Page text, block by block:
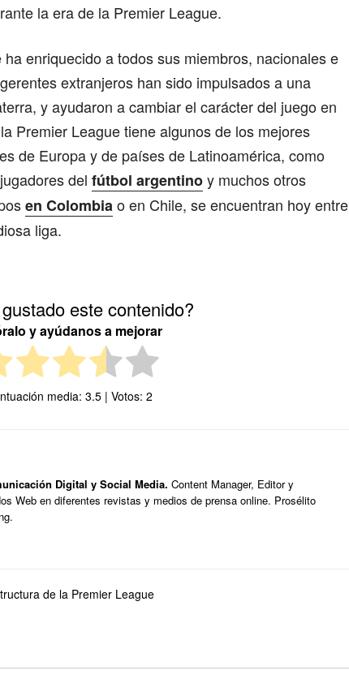
la era de la Premier League.
enriquecido a todos sus miembros, nacionales e
extranjeros han sido impulsados a una
y ayudaron a cambiar el carácter del juego en
Premier League tiene algunos de los mejores
de Europa y de países de Latinoamérica, como
del fútbol argentinoy muchos otros
en Colombiao en Chile, se encuentran hoy entre
liga.
este contenido?
y ayúdanos a mejorar
media: 3.5| Votos: 2
Digital y Social Media. Content Manager, Editor y
Web en diferentes revistas y medios de prensa online. Prosélito
de la Premier League